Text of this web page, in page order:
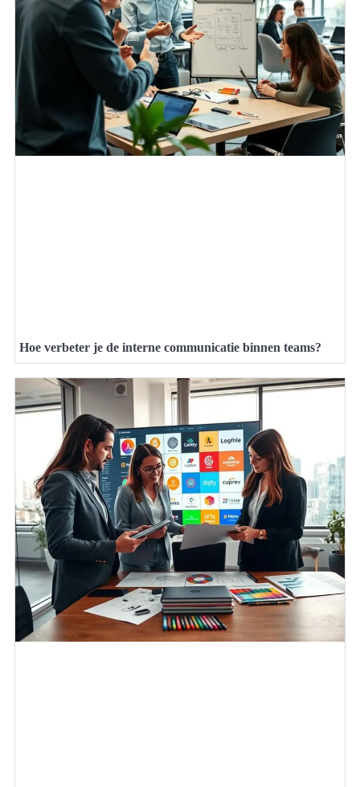
Hoe verbeter je de interne communicatie binnen teams?